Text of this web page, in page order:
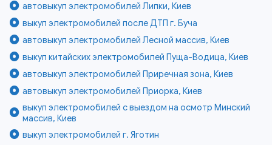
автовыкуп электромобилей Липки, Киев
выкуп электромобилей после ДТП г. Буча
автовыкуп электромобилей Лесной массив, Киев
выкуп китайских электромобилей Пуща-Водица, Киев
автовыкуп электромобилей Приречная зона, Киев
автовыкуп электромобилей Приорка, Киев
выкуп электромобилей с выездом на осмотр Минский
массив, Киев
выкуп электромобилей г. Яготин